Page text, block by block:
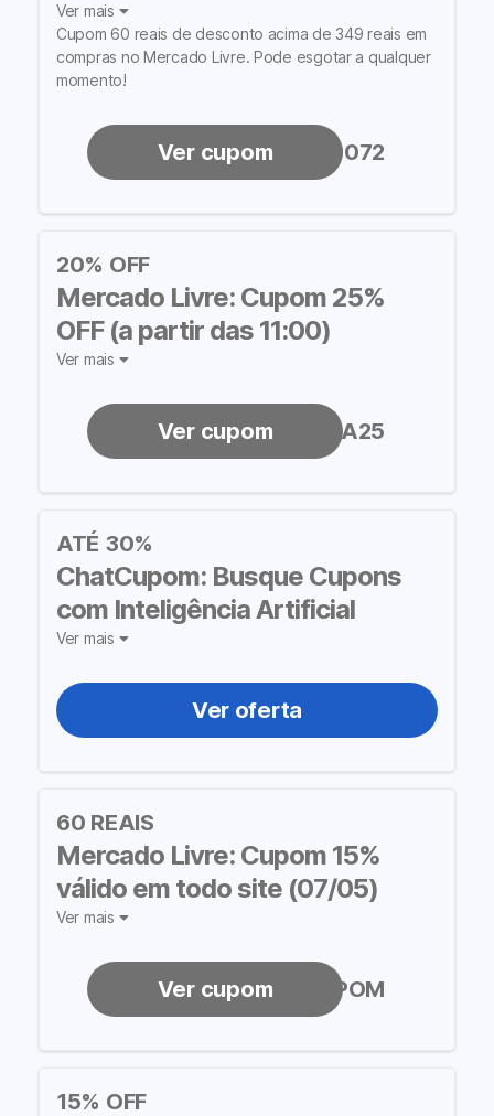
Ver mais
Cupom 60 reais de desconto acima de 349 reais em
compras no Mercado Livre. Pode esgotar a qualquer
momento!
TODOOSITE29072
20% OFF
Mercado Livre: Cupom 25%
OFF (a partir das 11:00)
Ver mais
PREPARA25
ATÉ 30%
ChatCupom: Busque Cupons
com Inteligência Artificial
Ver mais
Ver oferta
60 REAIS
Mercado Livre: Cupom 15%
válido em todo site (07/05)
Ver mais
HOJETEMCUPOM
15% OFF